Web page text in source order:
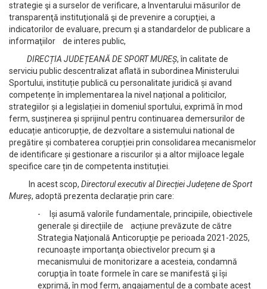
strategie şi a surselor de verificare, a Inventarului măsurilor de
transparenţă instituţională şi de prevenire a corupţiei, a
indicatorilor de evaluare, precum şi a standardelor de publicare a
informaţiilor de interes public,
DIRECȚIA JUDEȚEANĂ DE SPORT MUREȘ, în calitate de
serviciu public descentralizat aflată in subordinea Ministerului
Sportului, instituție publică cu personalitate juridică și avand
competențe în implementarea la nivel național a politicilor,
strategiilor și a legislației in domeniul sportului, exprimă în mod
ferm, susținerea și sprijinul pentru continuarea demersurilor de
educație anticorupție, de dezvoltare a sistemului national de
pregătire și combaterea corupției prin consolidarea mecanismelor
de identificare și gestionare a riscurilor și a altor mijloace legale
specifice care țin de competenta instituției.
In acest scop, Directorul executiv al Direcției Județene de Sport
Mureș, adoptă prezenta declarație prin care:
- Iși asumă valorile fundamentale, principiile, obiectivele
generale și direcțiile de acțiune prevăzute de către
Strategia Naţională Anticorupţie pe perioada 2021-2025,
recunoaște importanţa obiectivelor precum şi a
mecanismului de monitorizare a acesteia, condamnă
corupţia în toate formele în care se manifestă şi își
exprimă, în mod ferm, angajamentul de a combate acest